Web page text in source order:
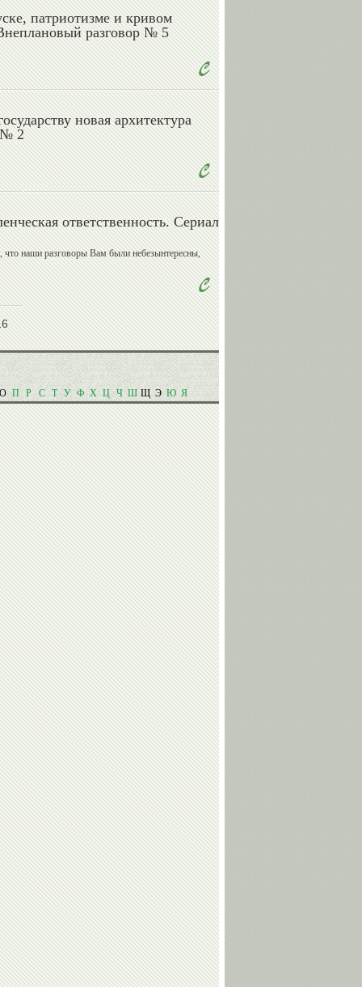
Валерий
Сычев
Владимир
Спичков
Александр
Бармин
Александр
Катушев
Андрей
Кислов
Василий
Сенаторов
Михаил
Мамиашвили
Евгений
Малков
Сергей
Ворожун
Дмитрий
Крикорьянц
Александр
Ухов
Сергей
Елисеев
Ольга
Капранова
Николай
Горелов
Юрий
Шахмурадов
Гоги
Когуашвили
Тамерлан
Башаев
Наталья
Кузютина
Валерий
Алфосов
Евгений
Гребенкин
патриотизме и кривом
разговор № 5
новая архитектура
№ 2
ответственность. Сериал
наши разговоры Вам были небезынтересны,
О П Р С Т У Ф Х Ц Ч Ш Щ Э Ю Я